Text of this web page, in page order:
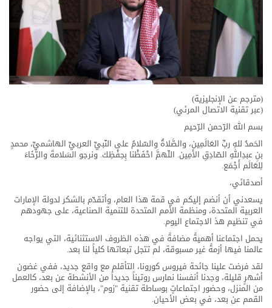
(مترجم عن الإنجليزية)
(عبر تقنية الاتصال المرئي)
بسم الله الرّحمن الرّحيم
الحَمدُ للهِ ربِّ العَالَمِين، والصَّلاةُ والسّلامُ على النّبيِّ العربيِّ الهاشميِّ، محمدٍ
بنِ عبدِاللهِ الصّادِقِ الأَمِين. اللّهمَّ احْفَظْنا بِحِفْظِك. ونرجو السَلامةَ والرَّخَاءَ
لِلعَالَم أَجْمَع.
أصدقائي،
يسعدني أن أنضم إليكم في قمة هذا العام، وأتقدّم بالشكر لدولة الإمارات
العربية المتحدة، ومنظمة الأمم المتحدة للتنمية الصناعية، على جهودهم
في تنظيم هذ الاجتماع اليوم.
يحمل اجتماعنا أهميةً مضافةً في هذه الظروف الاستثنائية، التي يواجه
عالمنا فيها أزمةً غير مسبوقة، لم تتجل تبعاتها كلياً لنا بعد.
لقد فرضت علينا جائحة فيروس كورونا، التأقلم مع واقع جديد، ففي غضون
أشهرٍ قليلة، وجدنا أنفسنا نمارس روتيناً جديداً من الأنشطة عن بعد، كالعمل
من المنزل، وحضور اجتماعاتٍ بوساطة تقنية "زوم"، بالإضافة إلى حضور
القمم عن بعد، في بعض الأحيان.